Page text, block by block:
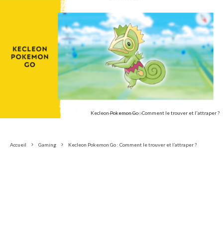
Kecleon Pokemon Go : Comment le trouver et l'attraper ?
Accueil Gaming Kecleon Pokemon Go : Comment le trouver et l’attraper ?